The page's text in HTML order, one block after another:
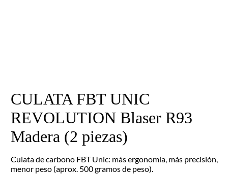
CULATA FBT UNIC
REVOLUTION Blaser R93
Madera (2 piezas)
Culata de carbono FBT Unic: más ergonomía, más precisión,
menor peso (aprox. 500 gramos de peso).